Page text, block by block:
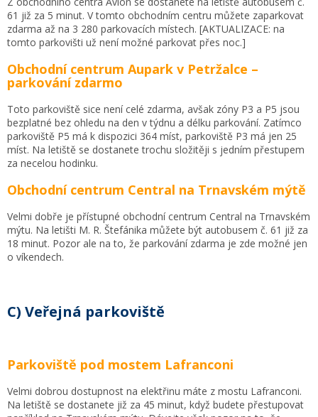
61 již za 5 minut. V tomto obchodním centru můžete zaparkovat
zdarma až na 3 280 parkovacích místech. [AKTUALIZACE: na
tomto parkovišti už není možné parkovat přes noc.]
Obchodní centrum Aupark v Petržalce –
parkování zdarmo
Toto parkoviště sice není celé zdarma, avšak zóny P3 a P5 jsou
bezplatné bez ohledu na den v týdnu a délku parkování. Zatímco
parkoviště P5 má k dispozici 364 míst, parkoviště P3 má jen 25
míst. Na letiště se dostanete trochu složitěji s jedním přestupem
za necelou hodinku.
Obchodní centrum Central na Trnavském mýtě
Velmi dobře je přístupné obchodní centrum Central na Trnavském
mýtu. Na letišti M. R. Štefánika můžete být autobusem č. 61 již za
18 minut. Pozor ale na to, že parkování zdarma je zde možné jen
o víkendech.
C) Veřejná parkoviště
Parkoviště pod mostem Lafranconi
Velmi dobrou dostupnost na elektřinu máte z mostu Lafranconi.
Na letiště se dostanete již za 45 minut, když budete přestupovat